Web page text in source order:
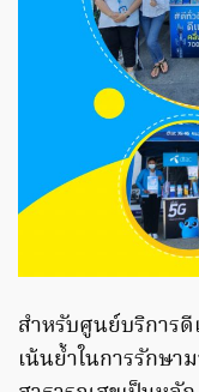
สำหรับศูนย์บริการดี
เน้นย้ำในการรักษ